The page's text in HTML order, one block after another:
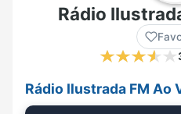
Rádio
Rádio Ilustrada FM Ao